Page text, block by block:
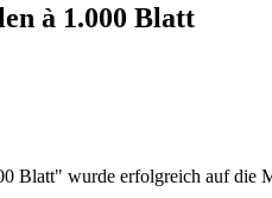
à 1.000 Blatt
Blatt" wurde erfolgreich auf die